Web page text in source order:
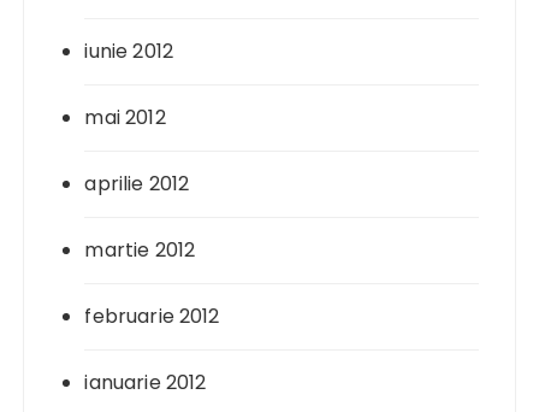
iunie 2012
mai 2012
aprilie 2012
martie 2012
februarie 2012
ianuarie 2012